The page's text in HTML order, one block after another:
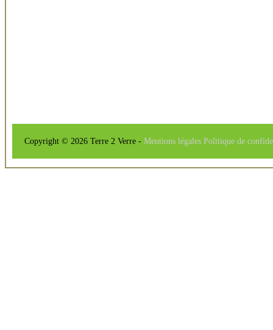
Copyright © 2026 Terre 2 Verre - Mentions légales Politique de